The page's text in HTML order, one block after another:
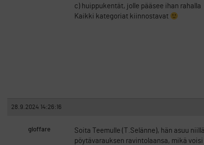
c) huippukentät, jolle pääsee ihan rahalla
Kaikki kategoriat kiinnostavat
28.9.2024 14:26:16
gloffare
Soita Teemulle (T.Selänne), hän asuu
pöytävarauksen ravintolaansa, mikä